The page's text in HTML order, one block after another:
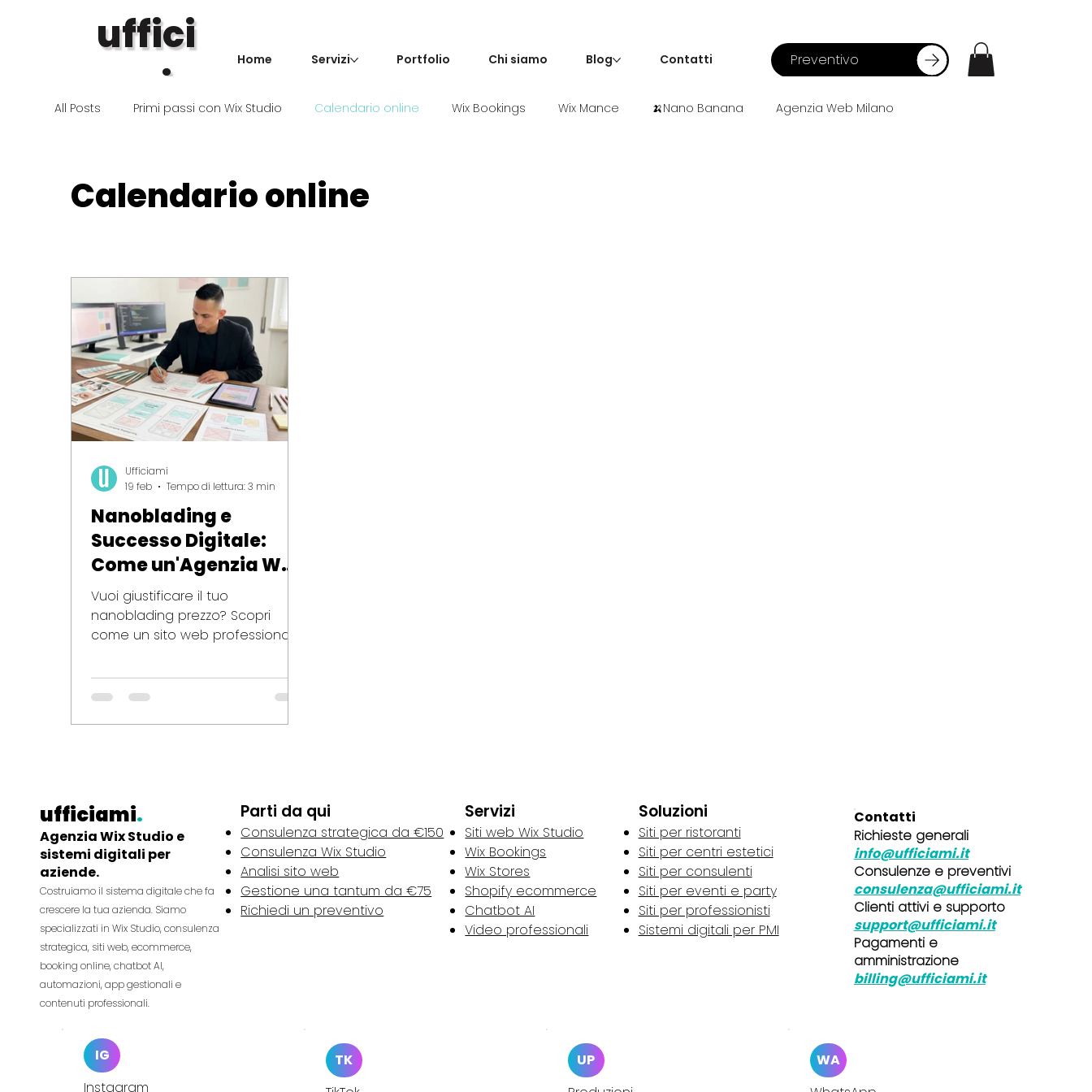
uffici
ami.
Home Servizi Portfolio Chi siamo Blog Contatti Preventivo
All Posts Primi passi con Wix Studio Calendario online Wix Bookings Wix Mance 🍌Nano Banana Agenzia Web Milano
Calendario online
Nanoblading e
Successo Digitale:
Come un'Agenzia Web
trasforma i visitatori
in clienti
Vuoi giustificare il tuo
nanoblading prezzo? Scopri
come un sito web professionale
ticket. Ufficiami è l'agenzia
digitale a Milano specializzata in
Ufficiami
19 feb
Tempo di lettura: 3 min
ufficiami.
Agenzia Wix Studio e
sistemi digitali per
aziende.
Costruiamo il sistema digitale che fa
crescere la tua azienda. Siamo
specializzati in Wix Studio, consulenza
strategica, siti web, ecommerce,
booking online, chatbot AI,
automazioni, app gestionali e
contenuti professionali.
Parti da qui
Consulenza strategica da €150
Consulenza Wix Studio
Analisi sito web
Gestione una tantum da €75
Richiedi un preventivo
Servizi
Siti web Wix Studio
Wix Bookings
Wix Stores
Shopify ecommerce
Chatbot AI
Video professionali
Soluzioni
Siti per ristoranti
Siti per centri estetici
Siti per consulenti
Siti per eventi e party
Siti per professionisti
Sistemi digitali per PMI
Contatti
Richieste generali
info@ufficiami.it
Consulenze e preventivi
consulenza@ufficiami.it
Clienti attivi e supporto
support@ufficiami.it
Pagamenti e
amministrazione
billing@ufficiami.it
IG
Instagram
TK
UP
WA